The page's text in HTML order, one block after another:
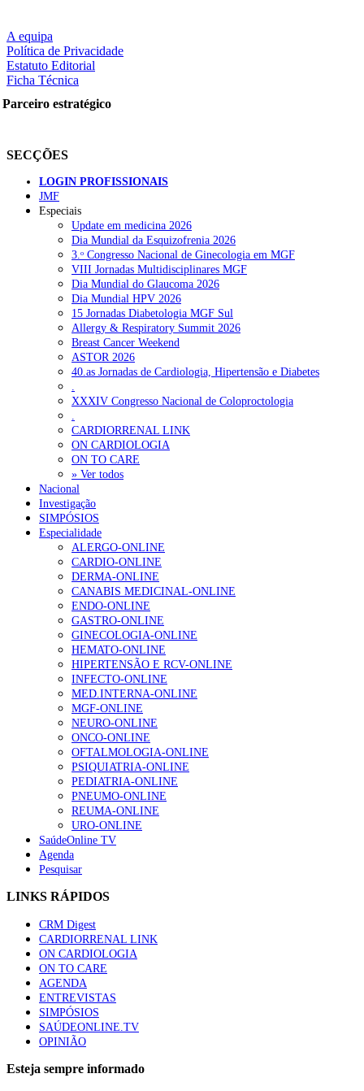
A equipa
Política de Privacidade
Estatuto Editorial
Ficha Técnica
Parceiro estratégico
SECÇÕES
LOGIN PROFISSIONAIS
JMF
Especiais
Update em medicina 2026
Dia Mundial da Esquizofrenia 2026
3.ᵒ Congresso Nacional de Ginecologia em MGF
VIII Jornadas Multidisciplinares MGF
Dia Mundial do Glaucoma 2026
Dia Mundial HPV 2026
15 Jornadas Diabetologia MGF Sul
Allergy & Respiratory Summit 2026
Breast Cancer Weekend
ASTOR 2026
40.as Jornadas de Cardiologia, Hipertensão e Diabetes
.
XXXIV Congresso Nacional de Coloproctologia
.
CARDIORRENAL LINK
ON CARDIOLOGIA
ON TO CARE
» Ver todos
Nacional
Investigação
SIMPÓSIOS
Especialidade
ALERGO-ONLINE
CARDIO-ONLINE
DERMA-ONLINE
CANABIS MEDICINAL-ONLINE
ENDO-ONLINE
GASTRO-ONLINE
GINECOLOGIA-ONLINE
HEMATO-ONLINE
HIPERTENSÃO E RCV-ONLINE
INFECTO-ONLINE
MED.INTERNA-ONLINE
MGF-ONLINE
NEURO-ONLINE
ONCO-ONLINE
OFTALMOLOGIA-ONLINE
PSIQUIATRIA-ONLINE
PEDIATRIA-ONLINE
PNEUMO-ONLINE
REUMA-ONLINE
URO-ONLINE
SaúdeOnline TV
Agenda
Pesquisar
LINKS RÁPIDOS
CRM Digest
CARDIORRENAL LINK
ON CARDIOLOGIA
ON TO CARE
AGENDA
ENTREVISTAS
SIMPÓSIOS
SAÚDEONLINE.TV
OPINIÃO
Esteja sempre informado